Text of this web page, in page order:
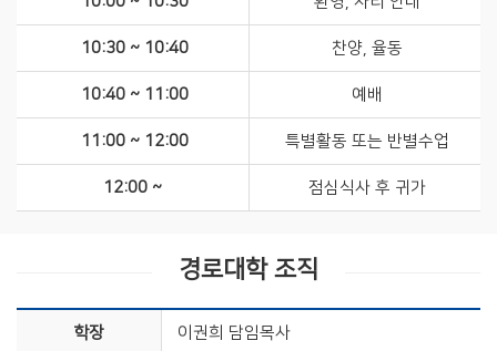
10:30 ~ 10:40 찬양, 율동
10:40 ~ 11:00 예배
11:00 ~ 12:00 특별활동 또는 반별수업
12:00 ~ 점심식사 후 귀가
경로대학 조직
학장 이권희 담임목사